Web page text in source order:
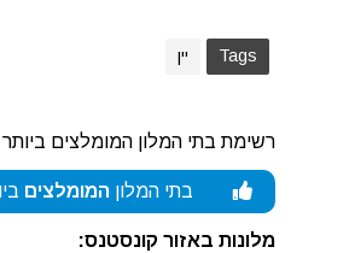
Tags יין
רשימת בתי המלון המומלצים
בתי המלון המומלצים
מלונות באזור קונסטנס: